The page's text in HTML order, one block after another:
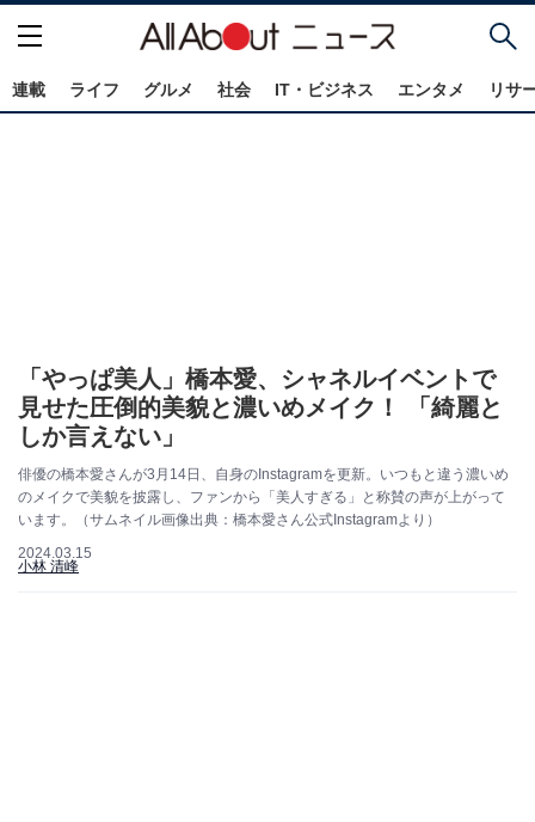
連載 ライフ グルメ 社会 IT・ビジネス エンタメ リサ
「やっぱ美人」橋本愛、シャネルイベントで
見せた圧倒的美貌と濃いめメイク！ 「綺麗と
しか言えない」
俳優の橋本愛さんが3月14日、自身のInstagramを更新。いつもと違う濃いめ
のメイクで美貌を披露し、ファンから「美人すぎる」と称賛の声が上がって
います。（サムネイル画像出典：橋本愛さん公式Instagramより）
2024.03.15
小林 清峰